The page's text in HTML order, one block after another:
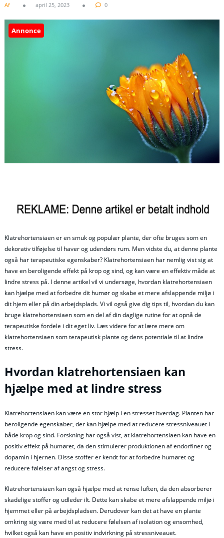
Af april 25, 2023 0
Annonce
Klatrehortensiaen er en smuk og populær plante, der ofte bruges som en
dekorativ tilføjelse til haver og udendørs rum. Men vidste du, at denne plante
også har terapeutiske egenskaber? Klatrehortensiaen har nemlig vist sig at
have en beroligende effekt på krop og sind, og kan være en effektiv måde at
lindre stress på. I denne artikel vil vi undersøge, hvordan klatrehortensiaen
kan hjælpe med at forbedre dit humør og skabe et mere afslappende miljø i
dit hjem eller på din arbejdsplads. Vi vil også give dig tips til, hvordan du kan
bruge klatrehortensiaen som en del af din daglige rutine for at opnå de
terapeutiske fordele i dit eget liv. Læs videre for at lære mere om
klatrehortensiaen som terapeutisk plante og dens potentiale til at lindre
stress.
Hvordan klatrehortensiaen kan
hjælpe med at lindre stress
Klatrehortensiaen kan være en stor hjælp i en stresset hverdag. Planten har
beroligende egenskaber, der kan hjælpe med at reducere stressniveauet i
både krop og sind. Forskning har også vist, at klatrehortensiaen kan have en
positiv effekt på humøret, da den stimulerer produktionen af endorfiner og
dopamin i hjernen. Disse stoffer er kendt for at forbedre humøret og
reducere følelser af angst og stress.
Klatrehortensiaen kan også hjælpe med at rense luften, da den absorberer
skadelige stoffer og udleder ilt. Dette kan skabe et mere afslappende miljø i
hjemmet eller på arbejdspladsen. Derudover kan det at have en plante
omkring sig være med til at reducere følelsen af isolation og ensomhed,
hvilket også kan have en positiv indvirkning på stressniveauet.